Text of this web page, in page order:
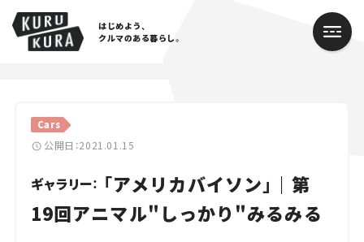
はじめよう、
クルマのある暮らし。
Cars
公開日：2021.01.15
ギャラリー： 「アメリカバイソン」｜第
19回アニマル"しっかり"みるみる
Cars
Lifestyle
Traffic